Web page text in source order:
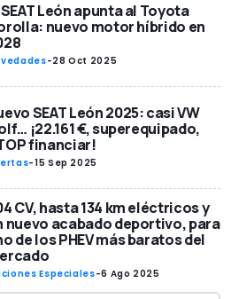
SEAT León apunta al Toyota
nuevo motor híbrido en
-28 Oct 2025
SEAT León 2025: casi VW
¡22.161 €, superequipado,
financiar!
-15 Sep 2025
CV, hasta 134 km eléctricos y
nuevo acabado deportivo, para
de los PHEV más baratos del
Especiales-6 Ago 2025